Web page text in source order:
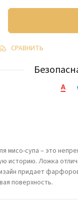
СРАВНИТЬ
мисо-супа – это
историю. Ложка
придает
поверхность.